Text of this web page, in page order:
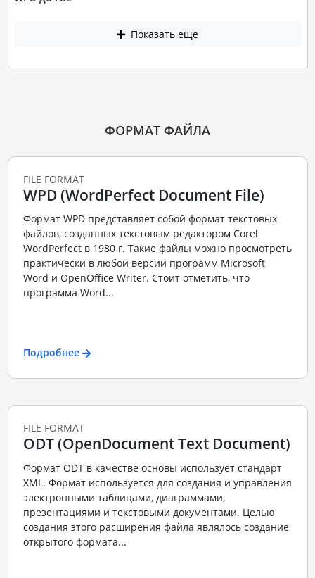
Показать еще
ФОРМАТ ФАЙЛА
FILE FORMAT
WPD (WordPerfect Document File)
Формат WPD представляет собой формат текстовых
файлов, созданных текстовым редактором Corel
WordPerfect в 1980 г. Такие файлы можно просмотреть
практически в любой версии программ Microsoft
Word и OpenOffice Writer. Стоит отметить, что
программа Word...
Подробнее
FILE FORMAT
ODT (OpenDocument Text Document)
Формат ODT в качестве основы использует стандарт
XML. Формат используется для создания и управления
электронными таблицами, диаграммами,
презентациями и текстовыми документами. Целью
создания этого расширения файла являлось создание
открытого формата...